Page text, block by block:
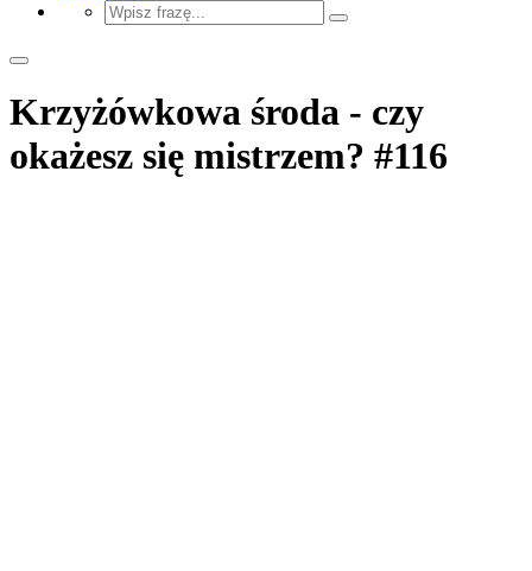
Krzyżówkowa środa - czy
okażesz się mistrzem? #116